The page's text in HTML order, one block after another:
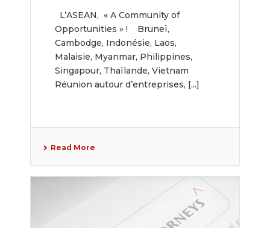
L’ASEAN, « A Community of
Opportunities » ! Bruneï,
Cambodge, Indonésie, Laos,
Malaisie, Myanmar, Philippines,
Singapour, Thaïlande, Vietnam
Réunion autour d’entreprises, [...]
Read More